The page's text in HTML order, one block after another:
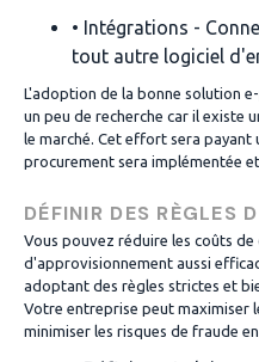
• Intégrations -
tout autre logiciel
L'adoption de la bonne solution
un peu de recherche car il existe
le marché. Cet effort sera
procurement sera implémentée
DÉFINIR DES RÈGLES
Vous pouvez réduire les coûts
d'approvisionnement aussi
adoptant des règles strictes et
Votre entreprise peut maximiser
minimiser les risques de fraude